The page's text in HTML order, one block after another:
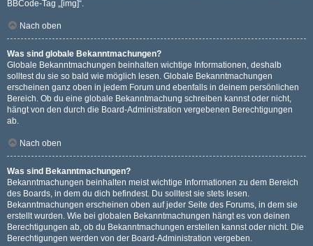
BBCode-Tag „[img]“.
Nach oben
Was sind globale Bekanntmachungen?
Globale Bekanntmachungen beinhalten wichtige Informationen, deshalb
solltest du sie so bald wie möglich lesen. Globale Bekanntmachungen
erscheinen ganz oben in jedem Forum und ebenfalls in deinem persönlichen
Bereich. Ob du eine globale Bekanntmachung schreiben kannst oder nicht,
hängt von den durch die Board-Administration vergebenen Berechtigungen
ab.
Nach oben
Was sind Bekanntmachungen?
Bekanntmachungen beinhalten meist wichtige Informationen zu dem Bereich
des Boards, in dem du dich befindest. Du solltest sie stets lesen.
Bekanntmachungen erscheinen oben auf jeder Seite des Forums, in dem sie
erstellt wurden. Wie bei globalen Bekanntmachungen hängt es von deinen
Berechtigungen ab, ob du Bekanntmachungen erstellen kannst oder nicht. Die
Berechtigungen werden von der Board-Administration vergeben.